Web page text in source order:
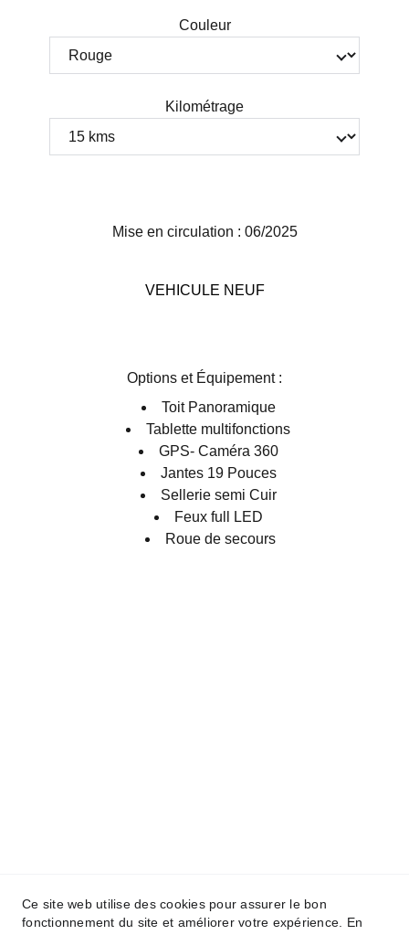
Couleur
Kilométrage
Mise en circulation : 06/2025
VEHICULE NEUF
Options et Équipement :
Toit Panoramique
Tablette multifonctions
GPS- Caméra 360
Jantes 19 Pouces
Sellerie semi Cuir
Feux full LED
Roue de secours
Ce site web utilise des cookies pour assurer le bon
fonctionnement du site et améliorer votre expérience. En